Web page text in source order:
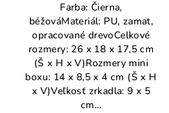
Farba: Čierna,
béžováMateriál: PU, zamat,
opracované drevoCelkové
rozmery: 26 x 18 x 17,5 cm
(Š x H x V)Rozmery mini
boxu: 14 x 8,5 x 4 cm (Š x H
x V)Veľkosť zrkadla: 9 x 5
cm...